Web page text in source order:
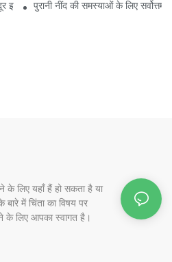
इन्फ्रारेड हीटिंग पैड से गर्दन और कंधों की
पुरानी नींद की समस्याओं के लिए
के लिए यहाँ हैं हो सकता है या
बारे में चिंता का विषय पर
के लिए आपका स्वागत है।